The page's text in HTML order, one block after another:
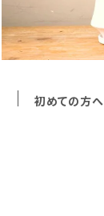
初めての方へ